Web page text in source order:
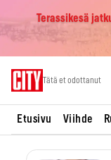
Terassikesä
Tätä et odottanut
Etusivu Viihde